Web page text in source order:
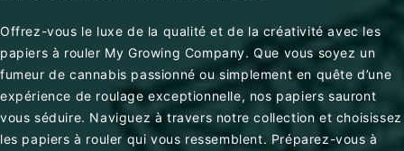
Offrez-vous le luxe de la qualité et de la créativité avec les
papiers à rouler My Growing Company. Que vous soyez un
fumeur de cannabis passionné ou simplement en quête d’une
expérience de roulage exceptionnelle, nos papiers sauront
vous séduire. Naviguez à travers notre collection et choisissez
les papiers à rouler qui vous ressemblent. Préparez-vous à